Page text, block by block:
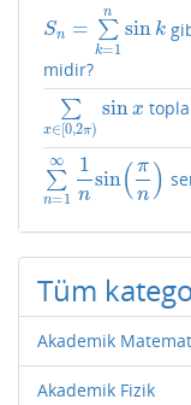
Sn = ∑
k=1
n
sin k
Sn= ∑k =1 n sink
midir?
∑
x∈ [0,2π)
sinx
x∈[ 2π)sin x
∑
n=1
∞ 1
n
sin( π
n )
∑n= 1∞1nsin(π n )
Tüm
Akademik
Akademik Fizik